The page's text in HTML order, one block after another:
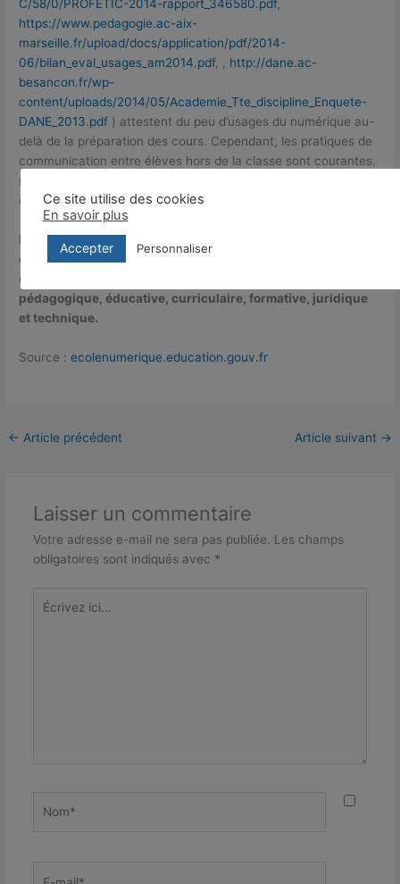
C/58/0/PROFETIC-2014-rapport_346580.pdf,
https://www.pedagogie.ac-aix-
marseille.fr/upload/docs/application/pdf/2014-
06/bilan_eval_usages_am2014.pdf, , http://dane.ac-
besancon.fr/wp-
content/uploads/2014/05/Academie_Tte_discipline_Enquete-
DANE_2013.pdf ) attestent du peu d’usages du numérique au-
delà de la préparation des cours. Cependant, les pratiques de
communication entre élèves hors de la classe sont courantes,
mais peu exploitées dans le cadre pédagogique (83 % des
enseignants n’ont jamais recours à cette pratique).
La transformation des pratiques pédagogiques et
éducatives nécessite d’aborder le numérique et ses usages
de manière globale, dans toutes ses dimensions
pédagogique, éducative, curriculaire, formative, juridique
et technique.
Source :ecolenumerique.education.gouv.fr
← Article précédent Article suivant →
Laisser un commentaire
Votre adresse e-mail ne sera pas publiée. Les champs
obligatoires sont indiqués avec *
ici…
Ce site utilise des cookies
En savoir plus
Accepter Personnaliser